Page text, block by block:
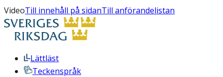
VideoTill innehåll på sidanTill anförandelistan
Lättläst
Teckenspråk